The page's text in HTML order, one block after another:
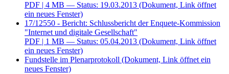
PDF | 4 MB — Status: 19.03.2013 (Dokument, Link öffnet
ein neues Fenster)
17/12550 - Bericht: Schlussbericht der Enquete-Kommission
"Internet und digitale Gesellschaft"
PDF | 1 MB — Status: 05.04.2013 (Dokument, Link öffnet
ein neues Fenster)
Fundstelle im Plenarprotokoll (Dokument, Link öffnet ein
neues Fenster)